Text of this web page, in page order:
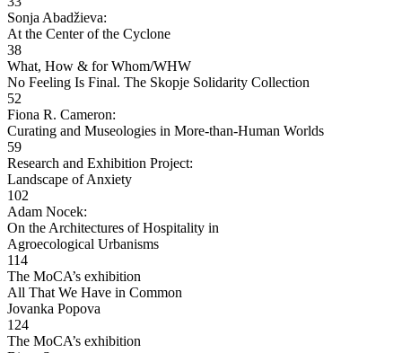
Sonja Abadžieva:
At the Center of the Cyclone
38
What, How & for Whom/WHW
No Feeling Is Final. The Skopje Solidarity Collection
52
Fiona R. Cameron:
Curating and Museologies in More-than-Human Worlds
59
Research and Exhibition Project:
Landscape of Anxiety
102
Adam Nocek:
On the Architectures of Hospitality in
Agroecological Urbanisms
114
The MoCA’s exhibition
All That We Have in Common
Jovanka Popova
124
The MoCA’s exhibition